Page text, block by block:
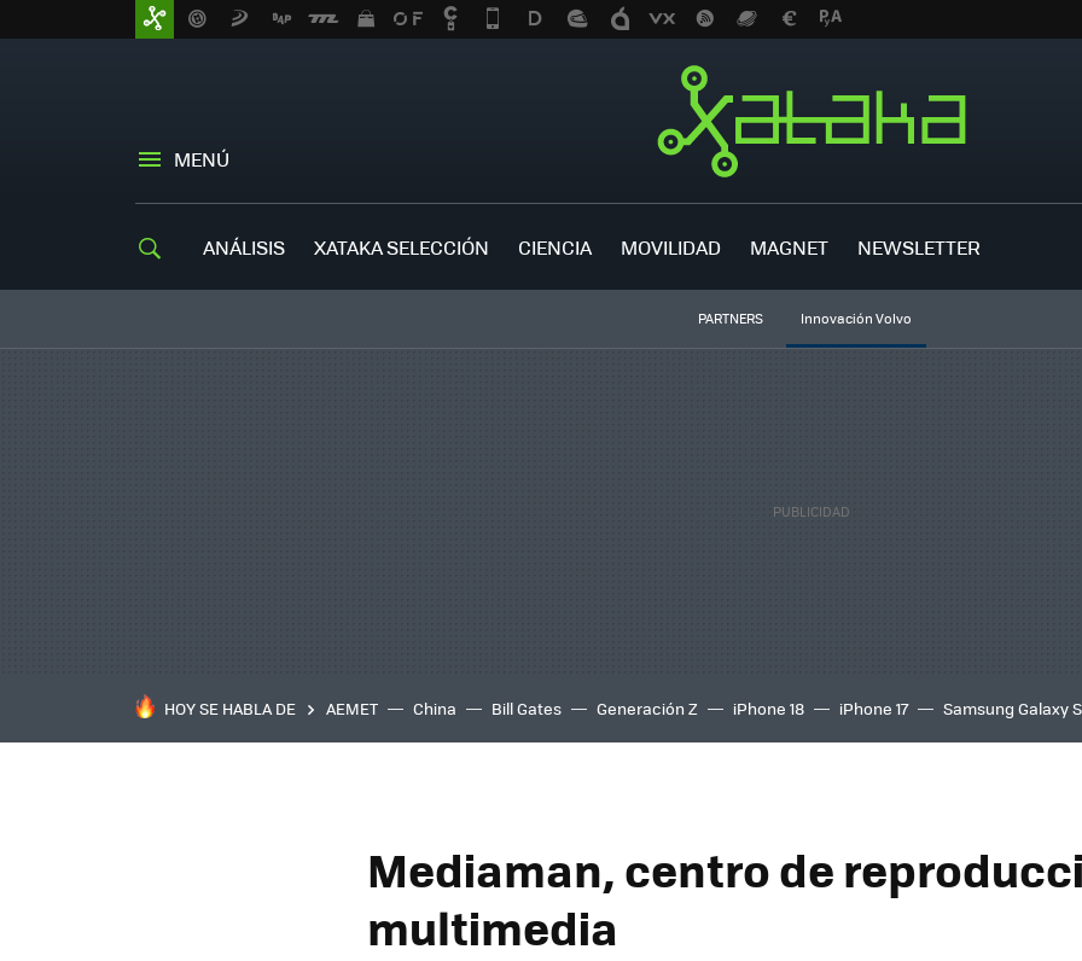
MENÚ
ANÁLISIS XATAKA SELECCIÓN CIENCIA MOVILIDAD MAGNET NEWSLETTER
PARTNERS Innovación Volvo
HOY SE HABLA DE AEMET China Bill Gates Generación Z iPhone 18 iPhone 17 Samsung Galaxy
Mediaman, centro de
multimedia